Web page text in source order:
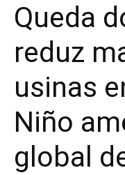
Queda
reduz
usinas
Niño
global